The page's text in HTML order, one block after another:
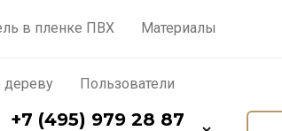
в пленке ПВХ Материалы
дереву Пользователи
+7 (495) 979 28 87
Акции Полезное Малярка по дереву